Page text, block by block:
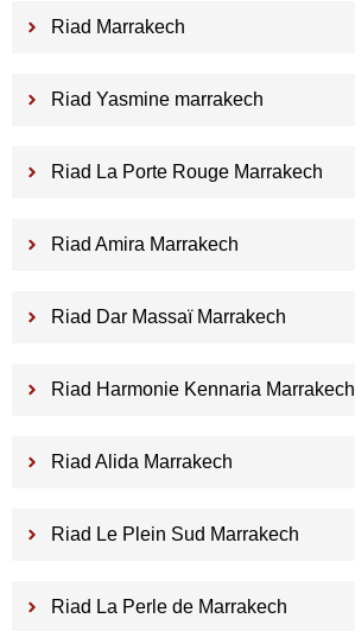
Riad Marrakech
Riad Yasmine marrakech
Riad La Porte Rouge Marrakech
Riad Amira Marrakech
Riad Dar Massaï Marrakech
Riad Harmonie Kennaria Marrakech
Riad Alida Marrakech
Riad Le Plein Sud Marrakech
Riad La Perle de Marrakech